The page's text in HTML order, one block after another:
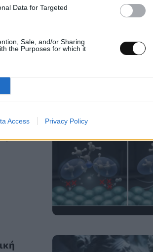
Data for Targeted
Sale, and/or Sharing
the Purposes for which it
Access Privacy Policy